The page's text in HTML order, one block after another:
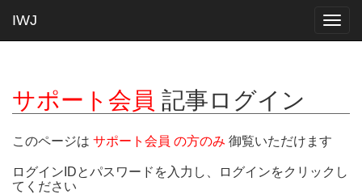
IWJ
サポート会員 記事ログイン
このページは サポート会員 の方のみ 御覧いただけます
ログインIDとパスワードを入力し、ログインをクリックし
てください